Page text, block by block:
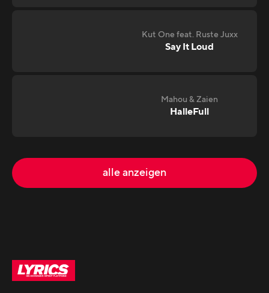
Kut One feat. Ruste Juxx
Say It Loud
Mahou & Zaien
HalleFull
alle anzeigen